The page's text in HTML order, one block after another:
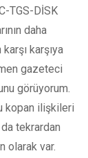
TGS-DİSK
daha
karşıya
gazeteci
görüyorum.
kopan ilişkileri
tekrardan
olarak var.